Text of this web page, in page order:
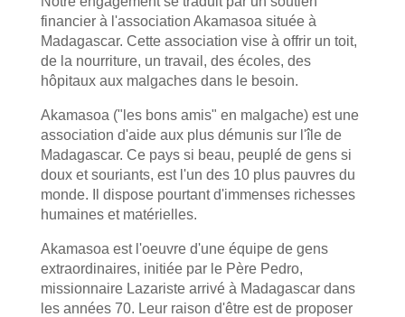
financier à l'association Akamasoa située à
Madagascar. Cette association vise à offrir un toit,
de la nourriture, un travail, des écoles, des
hôpitaux aux malgaches dans le besoin.
Akamasoa ("les bons amis" en malgache) est une
association d'aide aux plus démunis sur l'île de
Madagascar. Ce pays si beau, peuplé de gens si
doux et souriants, est l'un des 10 plus pauvres du
monde. Il dispose pourtant d'immenses richesses
humaines et matérielles.
Akamasoa est l'oeuvre d'une équipe de gens
extraordinaires, initiée par le Père Pedro,
missionnaire Lazariste arrivé à Madagascar dans
les années 70. Leur raison d'être est de proposer